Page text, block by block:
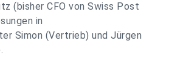
(bisher CFO von Swiss Post
in
Simon (Vertrieb) und Jürgen